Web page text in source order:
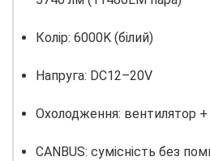
Колір: 6000K (білий)
Напруга: DC12–20V
Охолодження: вентилятор +
CANBUS: сумісність без